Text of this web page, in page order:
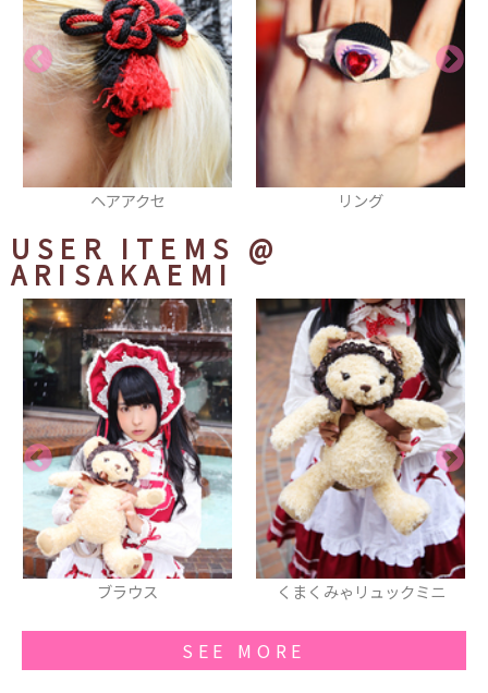
リング ブレスレット
USER ITEMS @
ARISAKAEMI
くまくみゃリュックミニ スピンドールハーフボンネ
ト
SEE MORE